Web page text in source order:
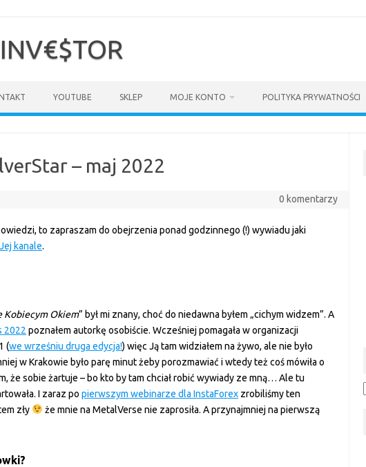
YOUTUBE SKLEP MOJE KONTO POLITYKA PRYWATNOŚCI
– maj 2022
0 komentarzy
to zapraszam do obejrzenia ponad godzinnego (!) wywiadu jaki
kanale.
Kobiecym Okiem” był mi znany, choć do niedawna byłem „cichym widzem”. A
2022 poznałem autorkę osobiście. Wcześniej pomagała w organizacji
(we wrześniu druga edycja!) więc Ją tam widziałem na żywo, ale nie było
w Krakowie było parę minut żeby porozmawiać i wtedy też coś mówiła o
że sobie żartuje – bo kto by tam chciał robić wywiady ze mną… Ale tu
I zaraz po pierwszym webinarze dla InstaForexzrobiliśmy ten
zły
że mnie na MetalVerse nie zaprosiła. A przynajmniej na pierwszą